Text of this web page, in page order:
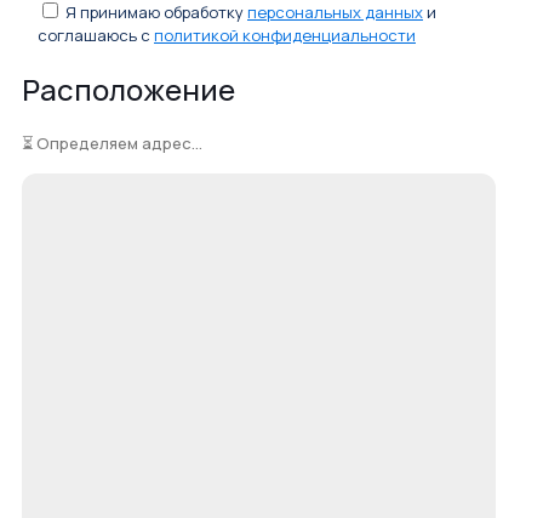
Я принимаю обработкуперсональных данных и
соглашаюсь с политикой конфиденциальности
Расположение
⏳ Определяем адрес...